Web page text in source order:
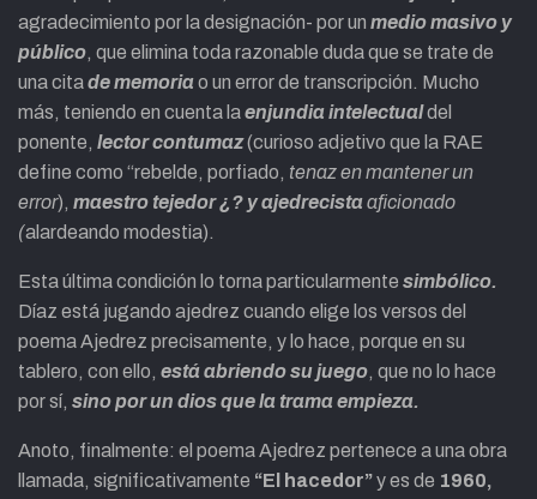
agradecimiento por la designación- por un medio masivo y
público, que elimina toda razonable duda que se trate de
una citade memoriao un error de transcripción. Mucho
más, teniendo en cuenta laenjundia intelectualdel
ponente, lectorcontumaz(curioso adjetivo que la RAE
define como “rebelde, porfiado, tenaz en mantener un
error), maestro tejedor ¿? y ajedrecistaaficionado
(alardeando modestia).
Esta última condición lo torna particularmente simbólico.
Díaz está jugando ajedrez cuando elige los versos del
poema Ajedrez precisamente, y lo hace, porque en su
tablero, con ello, está abriendo su juego, que no lo hace
por sí, sino por un dios que la trama empieza.
Anoto, finalmente: el poema Ajedrez pertenece a una obra
llamada, significativamente “El hacedor”y es de 1960,